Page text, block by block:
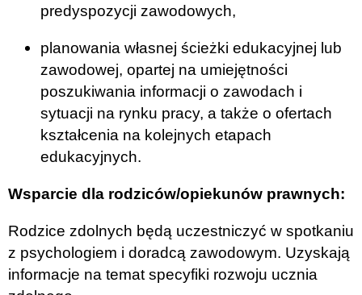
predyspozycji zawodowych,
planowania własnej ścieżki edukacyjnej lub
zawodowej, opartej na umiejętności
poszukiwania informacji o zawodach i
sytuacji na rynku pracy, a także o ofertach
kształcenia na kolejnych etapach
edukacyjnych.
Wsparcie dla rodziców/opiekunów prawnych:
Rodzice zdolnych będą uczestniczyć w spotkaniu
z psychologiem i doradcą zawodowym. Uzyskają
informacje na temat specyfiki rozwoju ucznia